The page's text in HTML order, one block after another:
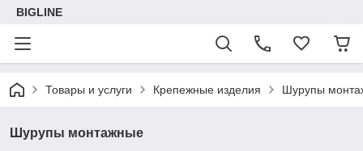
BIGLINE
Товары и услуги Крепежные изделия Шурупы
Шурупы монтажные